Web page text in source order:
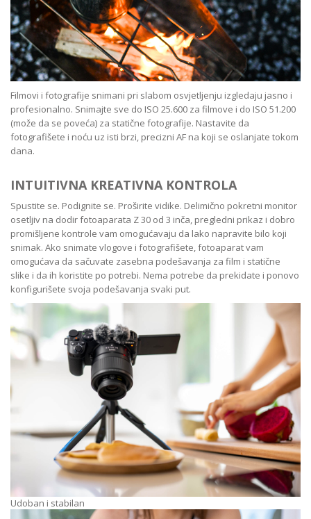
Filmovi i fotografije snimani pri slabom osvjetljenju izgledaju jasno i
profesionalno. Snimajte sve do ISO 25.600 za filmove i do ISO 51.200
(može da se poveća) za statične fotografije. Nastavite da
fotografišete i noću uz isti brzi, precizni AF na koji se oslanjate tokom
dana.
INTUITIVNA KREATIVNA KONTROLA
Spustite se. Podignite se. Proširite vidike. Delimično pokretni monitor
osetljiv na dodir fotoaparata Z 30 od 3 inča, pregledni prikaz i dobro
promišljene kontrole vam omogućavaju da lako napravite bilo koji
snimak. Ako snimate vlogove i fotografišete, fotoaparat vam
omogućava da sačuvate zasebna podešavanja za film i statične
slike i da ih koristite po potrebi. Nema potrebe da prekidate i ponovo
konfigurišete svoja podešavanja svaki put.
Udoban i stabilan